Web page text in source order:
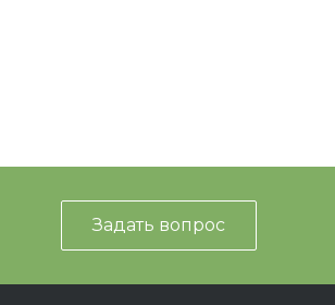
Задать вопрос